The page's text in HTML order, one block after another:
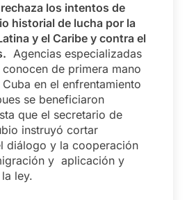
los intentos de
historial de lucha por la
y el Caribe y contra el
Agencias especializadas
de primera mano
en el enfrentamiento
se beneficiaron
que el secretario de
instruyó cortar
diálogo y la cooperación
y aplicación y
ley.